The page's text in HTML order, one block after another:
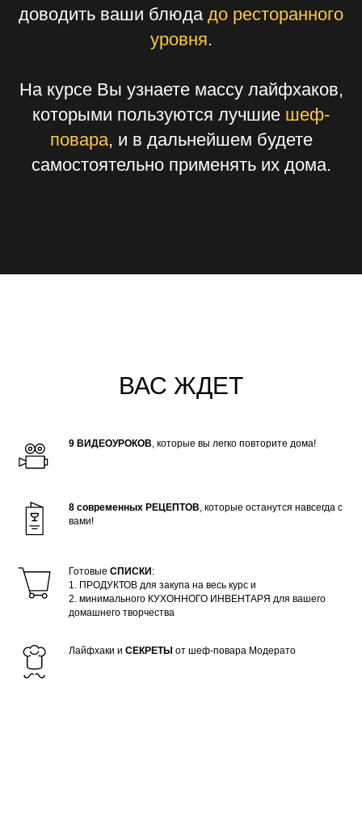
доводить ваши блюда до ресторанного
уровня.
На курсе Вы узнаете массу лайфхаков,
которыми пользуются лучшие шеф-
повара, и в дальнейшем будете
самостоятельно применять их дома.
ВАС ЖДЕТ
9 ВИДЕОУРОКОВ, которые вы легко повторите дома!
8 современных РЕЦЕПТОВ, которые останутся навсегда с
вами!
Готовые СПИСКИ :
1. ПРОДУКТОВ для закупа на весь курс и
2. минимального КУХОННОГО ИНВЕНТАРЯ для вашего
домашнего творчества
Лайфхаки и СЕКРЕТЫ от шеф-повара Модерато